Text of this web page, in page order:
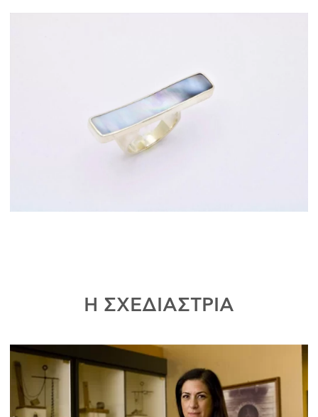
Η ΣΧΕΔΙΑΣΤΡΙΑ